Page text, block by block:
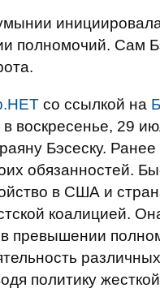
полномочий. Сам
со ссылкой на
воскресенье, 29
Бэсеску.
обязанностей.
в США и
коалицией.
превышении
политику